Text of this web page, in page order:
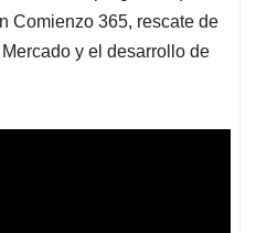
Comienzo 365, rescate de
y el desarrollo de